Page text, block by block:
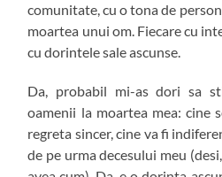
comunitate, cu o tona de
moartea unui om. Fiecare cu
cu dorintele sale ascunse.
Da, probabil mi-as dori sa
oamenii la moartea mea: cine
regreta sincer, cine va fi
de pe urma decesului meu